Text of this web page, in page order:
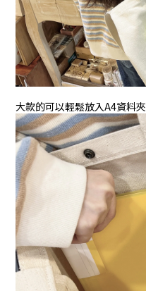
大款的可以輕鬆放入A4資料夾